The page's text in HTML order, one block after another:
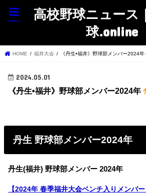
高校野球ニュース
球.online
menu
HOME 福井大会 《丹生•福井》野球部メンバー2024年
2024.05.01
《丹生•福井》野球部メンバー2024年
丹生 野球部メンバー2024年
丹生(福井) 野球部メンバー 2024年
【2024年 春季福井大会ベンチ入りメンバー